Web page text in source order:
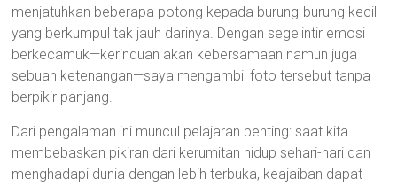
menjatuhkan beberapa potong kepada burung-burung kecil
yang berkumpul tak jauh darinya. Dengan segelintir emosi
berkecamuk—kerinduan akan kebersamaan namun juga
sebuah ketenangan—saya mengambil foto tersebut tanpa
berpikir panjang.
Dari pengalaman ini muncul pelajaran penting: saat kita
membebaskan pikiran dari kerumitan hidup sehari-hari dan
menghadapi dunia dengan lebih terbuka, keajaiban dapat